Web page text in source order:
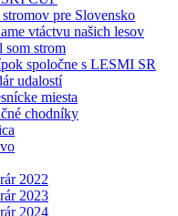
pre Slovensko
vtáctvu našich lesov
som strom
spoločne s LESMI SR
udalostí
miesta
chodníky
2022
2023
2024